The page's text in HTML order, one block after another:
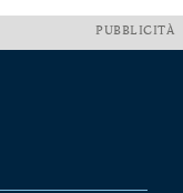
PUBBLICITÀ